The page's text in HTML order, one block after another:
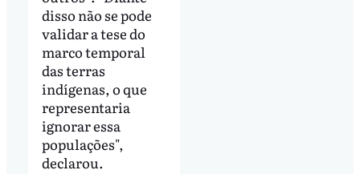
disso não se pode
validar a tese do
marco temporal
das terras
indígenas, o que
representaria
ignorar essa
populações",
declarou.